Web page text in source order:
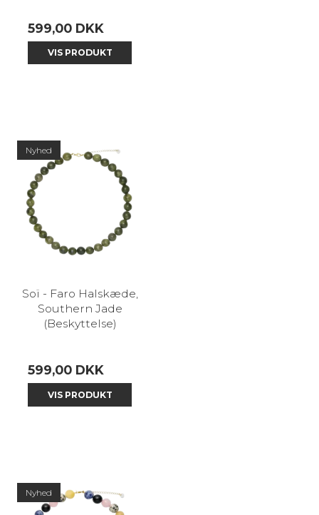
599,00 DKK
VIS PRODUKT
Nyhed
Soï - Faro Halskæde,
Southern Jade
(Beskyttelse)
599,00 DKK
VIS PRODUKT
Nyhed